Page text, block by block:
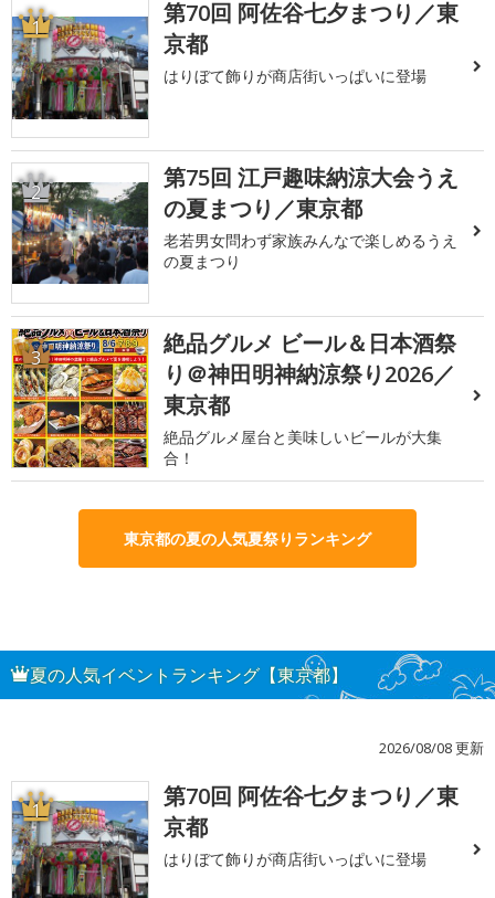
1
第70回 阿佐谷七夕まつり／東
京都
はりぼて飾りが商店街いっぱいに登場
2
第75回 江戸趣味納涼大会うえ
の夏まつり／東京都
老若男女問わず家族みんなで楽しめるうえ
の夏まつり
3
絶品グルメ ビール＆日本酒祭
り＠神田明神納涼祭り2026／
東京都
絶品グルメ屋台と美味しいビールが大集
合！
東京都の夏の人気夏祭りランキング
夏の人気イベントランキング【東京都】
2026/08/08 更新
1
第70回 阿佐谷七夕まつり／東
京都
はりぼて飾りが商店街いっぱいに登場